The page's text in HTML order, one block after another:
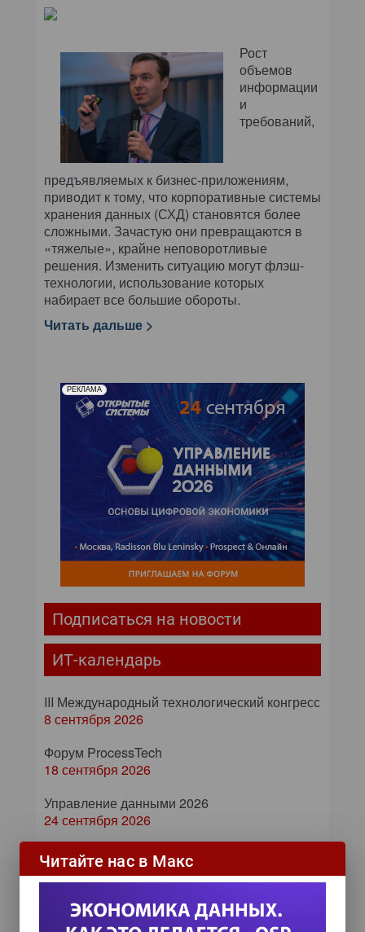
Рост
объемов
информации
и
требований,
предъявляемых к бизнес-приложениям,
приводит к тому, что корпоративные системы
хранения данных (СХД) становятся более
сложными. Зачастую они превращаются в
«тяжелые», крайне неповоротливые
решения. Изменить ситуацию могут флэш-
технологии, использование которых
набирает все большие обороты.
Читать дальше >
РЕКЛАМА
Подписаться на новости
ИТ-календарь
III Международный технологический конгресс
8 сентября 2026
Форум ProcessTech
18 сентября 2026
Управление данными 2026
24 сентября 2026
HR TECH + ИИ ТРАНСФОРМАЦИЯ 2026
8 октября 2026
COMPENSATION & BENEFITS FORUM
RUSSIA 2026
Читайте нас в Макс